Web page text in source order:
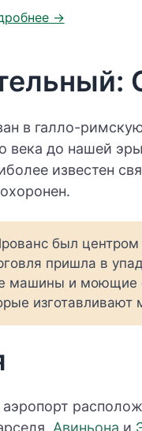
в галло-
века до нашей
известен
был
пришла в
машины и моющие